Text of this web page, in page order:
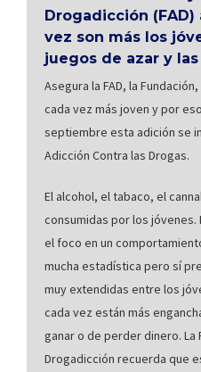
Drogadicción
vez son más los
juegos de azar y
Asegura la FAD, la
cada vez más joven y por
septiembre esta adición se
Adicción Contra las Drogas.
El alcohol, el tabaco, el
consumidas por los
el foco en un
mucha estadística pero sí
muy extendidas entre los
cada vez están más
ganar o de perder dinero. La
Drogadicción recuerda que